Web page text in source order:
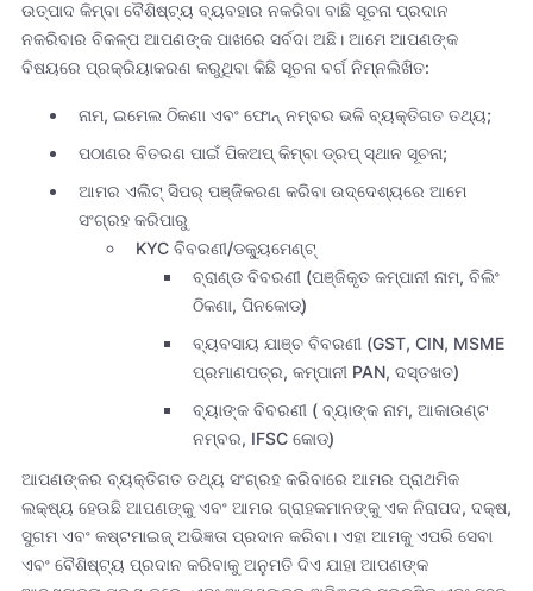
ଉତ୍ପାଦ କିମ୍ବା ବୈଶିଷ୍ଟ୍ୟ ବ୍ୟବହାର ନକରିବା ବାଛି ସୂଚନା ପ୍ରଦାନ
ନକରିବାର ବିକଳ୍ପ ଆପଣଙ୍କ ପାଖରେ ସର୍ବଦା ଅଛି। ଆମେ ଆପଣଙ୍କ
ବିଷୟରେ ପ୍ରକ୍ରିୟାକରଣ କରୁଥିବା କିଛି ସୂଚନା ବର୍ଗ ନିମ୍ନଲିଖିତ:
ନାମ, ଇମେଲ ଠିକଣା ଏବଂ ଫୋନ୍ ନମ୍ବର ଭଳି ବ୍ୟକ୍ତିଗତ ତଥ୍ୟ;
ପଠାଣର ବିତରଣ ପାଇଁ ପିକଅପ୍ କିମ୍ବା ଡ୍ରପ୍ ସ୍ଥାନ ସୂଚନା;
ଆମର ଏଲିଟ୍ ସିପର୍ ପଞ୍ଜିକରଣ କରିବା ଉଦ୍ଦେଶ୍ୟରେ ଆମେ
ସଂଗ୍ରହ କରିପାରୁ
KYC ବିବରଣୀ/ଡକ୍ୟୁମେଣ୍ଟ୍
ବ୍ରାଣ୍ଡ ବିବରଣୀ (ପଞ୍ଜିକୃତ କମ୍ପାନୀ ନାମ, ବିଲିଂ
ଠିକଣା, ପିନକୋଡ୍)
ବ୍ୟବସାୟ ଯାଞ୍ଚ ବିବରଣୀ (GST, CIN, MSME
ପ୍ରମାଣପତ୍ର, କମ୍ପାନୀ PAN, ଦସ୍ତଖତ)
ବ୍ୟାଙ୍କ ବିବରଣୀ ( ବ୍ୟାଙ୍କ ନାମ, ଆକାଉଣ୍ଟ
ନମ୍ବର, IFSC କୋଡ୍)
ଆପଣଙ୍କର ବ୍ୟକ୍ତିଗତ ତଥ୍ୟ ସଂଗ୍ରହ କରିବାରେ ଆମର ପ୍ରାଥମିକ
ଲକ୍ଷ୍ୟ ହେଉଛି ଆପଣଙ୍କୁ ଏବଂ ଆମର ଗ୍ରାହକମାନଙ୍କୁ ଏକ ନିରାପଦ, ଦକ୍ଷ,
ସୁଗମ ଏବଂ କଷ୍ଟମାଇଜ୍ ଅଭିଜ୍ଞତା ପ୍ରଦାନ କରିବା। ଏହା ଆମକୁ ଏପରି ସେବା
ଏବଂ ବୈଶିଷ୍ଟ୍ୟ ପ୍ରଦାନ କରିବାକୁ ଅନୁମତି ଦିଏ ଯାହା ଆପଣଙ୍କ